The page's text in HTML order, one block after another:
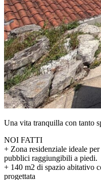
Una vita tranquilla con tanto
NOI FATTI
+ Zona residenziale ideale
pubblici raggiungibili a piedi.
+ 140 m2 di spazio abitativo
progettata